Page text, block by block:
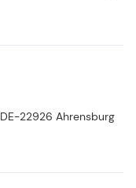
DE-22926 Ahrensburg